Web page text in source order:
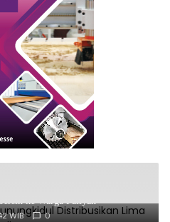
Gunungkidul Distribusikan
WIB 0